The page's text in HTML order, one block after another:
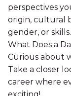
perspectives
origin, cultural
gender, or skills.
What Does a
Curious about
Take a closer
career where